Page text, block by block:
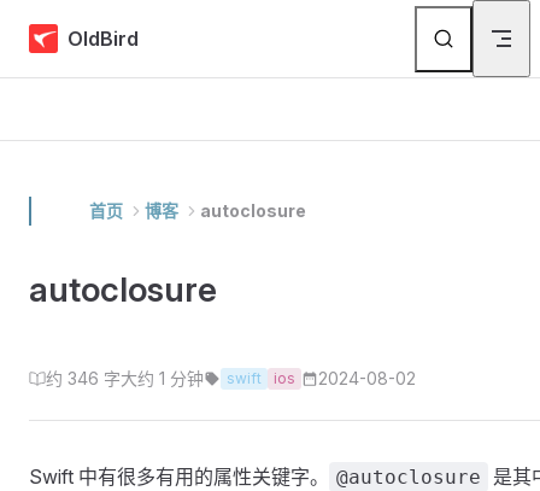
Skip to content
OldBird
首页 博客 autoclosure
autoclosure
约 346 字大约 1 分钟 swift ios 2024-08-02
Swift 中有很多有用的属性关键字。 @autoclosure
是其